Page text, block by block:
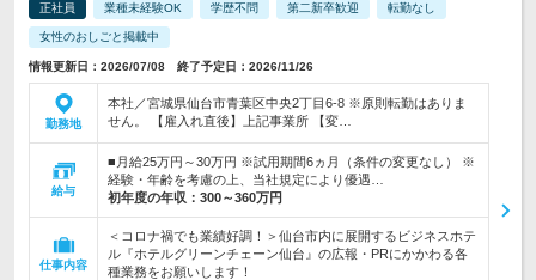
正社員 業種未経験OK 学歴不問 第二新卒歓迎 転勤なし
女性のおしごと掲載中
情報更新日：2026/07/08 終了予定日：2026/11/26
勤務地
本社／宮城県仙台市青葉区中央2丁目6-8 ※原則転勤はありま
せん。 【雇入れ直後】上記事業所 【変…
給与
■月給25万円～30万円 ※試用期間6ヵ月（条件の変更なし） ※
経験・年齢を考慮の上、当社規定により優遇…
初年度の年収： 300～360万円
仕事内容
＜コロナ禍でも業績好調！＞仙台市内に展開するビジネスホテ
ル『ホテルグリーンチェーン仙台』の広報・PRにかかわる各
種業務をお願いします！